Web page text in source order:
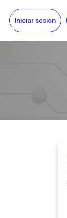
Iniciar sesión